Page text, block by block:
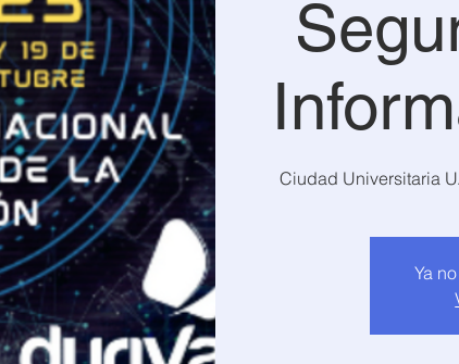
Ciudad Universitaria
Ya